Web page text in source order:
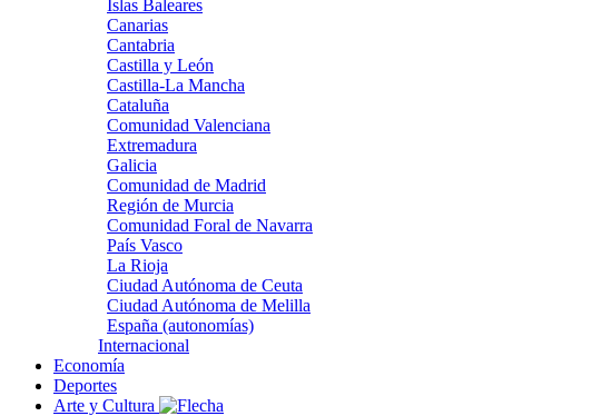
Islas Baleares
Canarias
Cantabria
Castilla y León
Castilla-La Mancha
Cataluña
Comunidad Valenciana
Extremadura
Galicia
Comunidad de Madrid
Región de Murcia
Comunidad Foral de Navarra
País Vasco
La Rioja
Ciudad Autónoma de Ceuta
Ciudad Autónoma de Melilla
España (autonomías)
Internacional
Economía
Deportes
Arte y Cultura